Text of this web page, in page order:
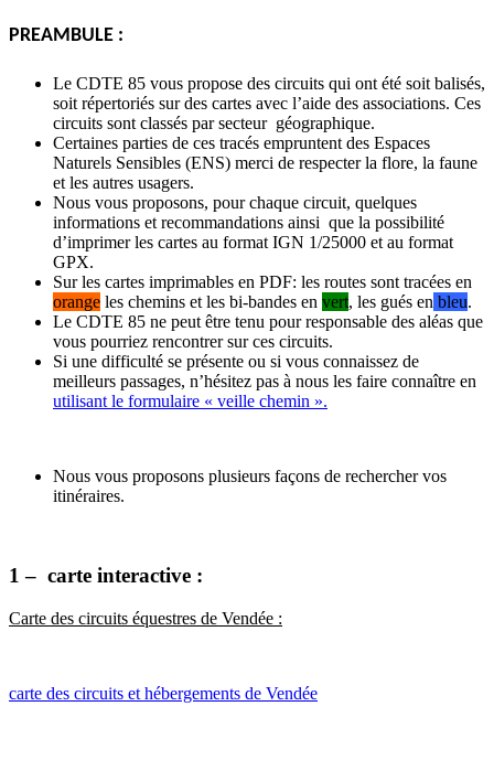
PREAMBULE :
Le CDTE 85 vous propose des circuits qui ont été soit balisés,
soit répertoriés sur des cartes avec l’aide des associations. Ces
circuits sont classés par secteur géographique.
Certaines parties de ces tracés empruntent des Espaces
Naturels Sensibles (ENS) merci de respecter la flore, la faune
et les autres usagers.
Nous vous proposons, pour chaque circuit, quelques
informations et recommandations ainsi que la possibilité
d’imprimer les cartes au format IGN 1/25000 et au format
GPX.
Sur les cartes imprimables en PDF: les routes sont tracées en
orange les chemins et les bi-bandes en vert, les gués en bleu.
Le CDTE 85 ne peut être tenu pour responsable des aléas que
vous pourriez rencontrer sur ces circuits.
Si une difficulté se présente ou si vous connaissez de
meilleurs passages, n’hésitez pas à nous les faire connaître en
utilisant le formulaire « veille chemin ».
Nous vous proposons plusieurs façons de rechercher vos
itinéraires.
1 – carte interactive :
Carte des circuits équestres de Vendée :
carte des circuits et hébergements de Vendée